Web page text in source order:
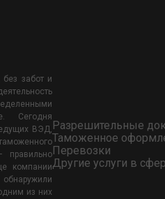
забот и
Сегодня
ВЭД,
правильно
компании
из них
Разрешительные
Таможенное
Перевозки
Другие услуги в